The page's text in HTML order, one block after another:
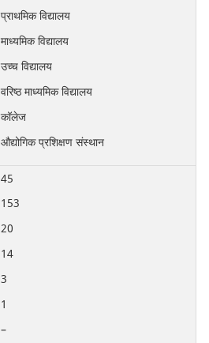
प्राथमिक विद्यालय
माध्यमिक विद्यालय
उच्च विद्यालय
वरिष्ठ माध्यमिक विद्यालय
कॉलेज
औद्योगिक प्रशिक्षण संस्थान
45
153
20
14
3
1
–